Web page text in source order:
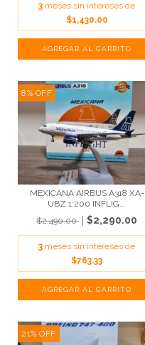
3 meses sin intereses de
$1,430.00
8% OFF
MEXICANA AIRBUS A318 XA-
UBZ 1:200 INFLIG...
$2,490.00
$2,290.00
3 meses sin intereses de
$763.33
21% OFF